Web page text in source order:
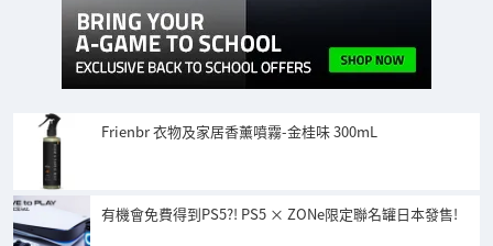
Frienbr 衣物及家居香薰噴霧-金桂味 300mL
有機會免費得到PS5?! PS5 × ZONe限定聯名罐日本發售!